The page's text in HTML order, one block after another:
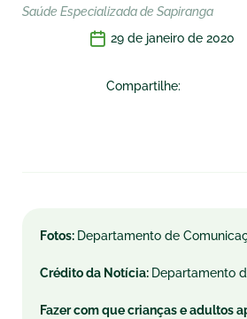
Saúde Especializada de Sapiranga
29 de janeiro de 2020
Compartilhe:
Fotos: Departamento de
Crédito da Notícia: Departamento
Fazer com que crianças e adultos